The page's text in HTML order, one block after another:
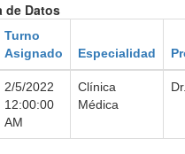
de Datos
Turno
Asignado
Especialidad
2/5/2022
12:00:00
AM
Clínica
Médica